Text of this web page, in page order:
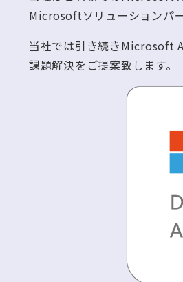
Microsoftソリューションパ
当社では引き続きMicrosoft
課題解決をご提案致します。